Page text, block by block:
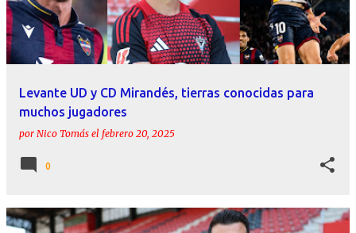
r
a
d
Levante UD y CD Mirandés, tierras conocidas para
muchos jugadores
por Nico Tomás el febrero 20, 2025
0